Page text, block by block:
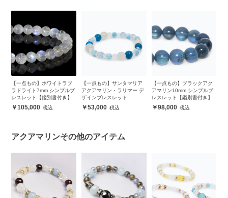
【一点もの】ホワイトラブ
ラドライト7mm シンプルブ
レスレット【鑑別書付き】
105,000
【一点もの】サンタマリア
アクアマリン・ラリマー デ
ザインブレスレット
53,000
【一点もの】ブラックアク
アマリン10mm シンプルブ
レスレット【鑑別書付き】
98,000
アクアマリンその他のアイテム